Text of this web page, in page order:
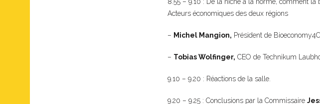
8.55 – 9.10 : De la niche à la norme, comment
Acteurs économiques des deux régions
– Michel Mangion, Président de
– Tobias Wolfinger, CEO de Technikum
9.10 – 9.20 : Réactions de la salle.
9.20 – 9.25 : Conclusions par la Commissaire